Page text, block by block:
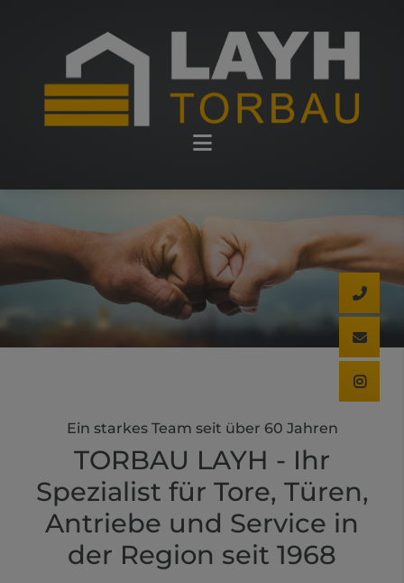
Ein starkes Team seit über 60 Jahren
TORBAU LAYH - Ihr
Spezialist für Tore, Türen,
Antriebe und Service in
der Region seit 1968